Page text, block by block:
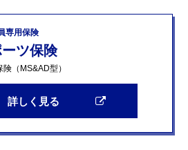
専用保険
ツ保険
（MS&AD型）
詳しく見る